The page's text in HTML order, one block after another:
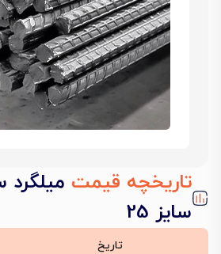
تاریخچه قیمت
سایز 25
تاریخ